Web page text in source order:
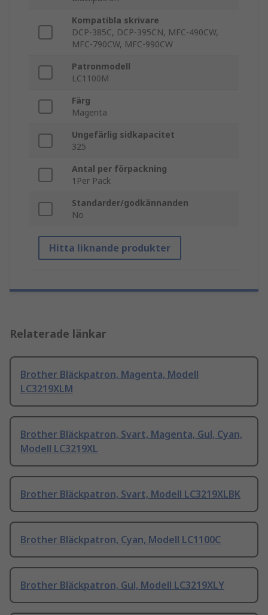
Kompatibla skrivare
DCP-385C, DCP-395CN, MFC-490CW,
MFC-790CW, MFC-990CW
Patronmodell
LC1100M
Färg
Magenta
Ungefärlig sidkapacitet
325
Antal per förpackning
1Per Pack
Standarder/godkännanden
No
Hitta liknande produkter
Relaterade länkar
Brother Bläckpatron, Magenta, Modell
LC3219XLM
Brother Bläckpatron, Svart, Magenta, Gul, Cyan,
Modell LC3219XL
Brother Bläckpatron, Svart, Modell LC3219XLBK
Brother Bläckpatron, Cyan, Modell LC1100C
Brother Bläckpatron, Gul, Modell LC3219XLY